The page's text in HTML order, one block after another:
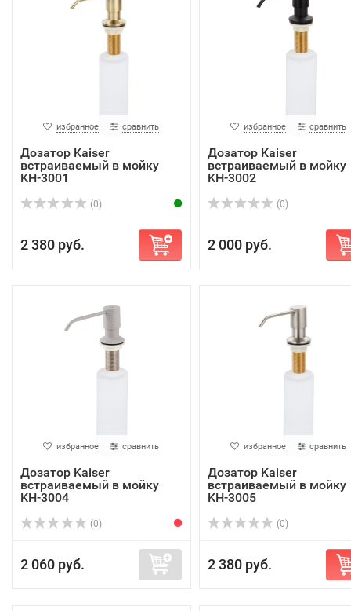
избранное сравнить
Дозатор Kaiser
встраиваемый в мойку
KH-3001
(0)
2 380 руб.
избранное сравнить
Дозатор Kaiser
встраиваемый в мойку
KH-3002
(0)
2 000 руб.
избранное сравнить
Дозатор Kaiser
встраиваемый в мойку
KH-3004
(0)
2 060 руб.
избранное сравнить
Дозатор Kaiser
встраиваемый в мойку
KH-3005
(0)
2 380 руб.